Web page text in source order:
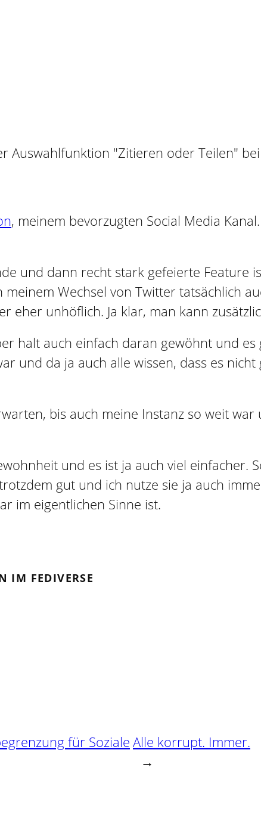
, meinem bevorzugten Social Media
und dann recht stark gefeierte Feature
Wechsel von Twitter tatsächlich
eher unhöflich. Ja klar, man kann
halt auch einfach daran gewöhnt und
und da ja auch alle wissen, dass es
bis auch meine Instanz so weit
und es ist ja auch viel einfacher.
gut und ich nutze sie ja auch
im eigentlichen Sinne ist.
IM FEDIVERSE
für Soziale Alle korrupt. Immer.
→